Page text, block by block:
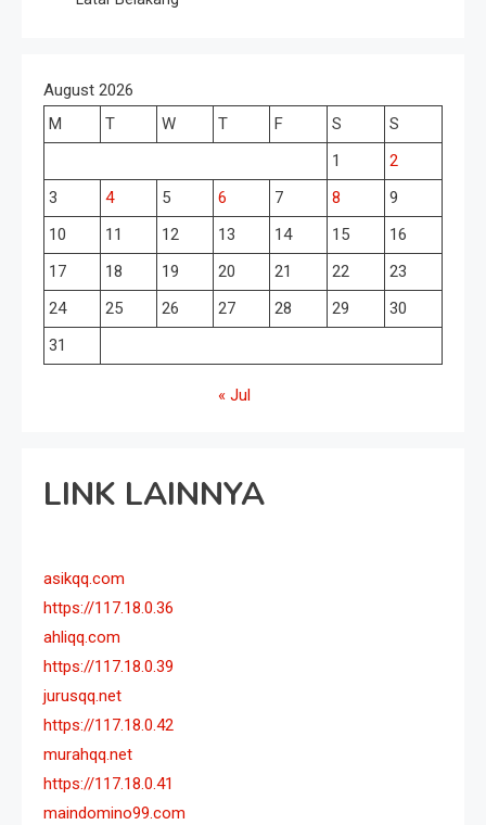
August 2026
M
T W T F S
S
1
2
3
4 5 6 7 8
9
10
11 12 13 14 15
16
17
18 19 20 21 22
23
24
25 26 27 28 29
30
31
« Jul
LINK LAINNYA
asikqq.com
https://117.18.0.36
ahliqq.com
https://117.18.0.39
jurusqq.net
https://117.18.0.42
murahqq.net
https://117.18.0.41
maindomino99.com